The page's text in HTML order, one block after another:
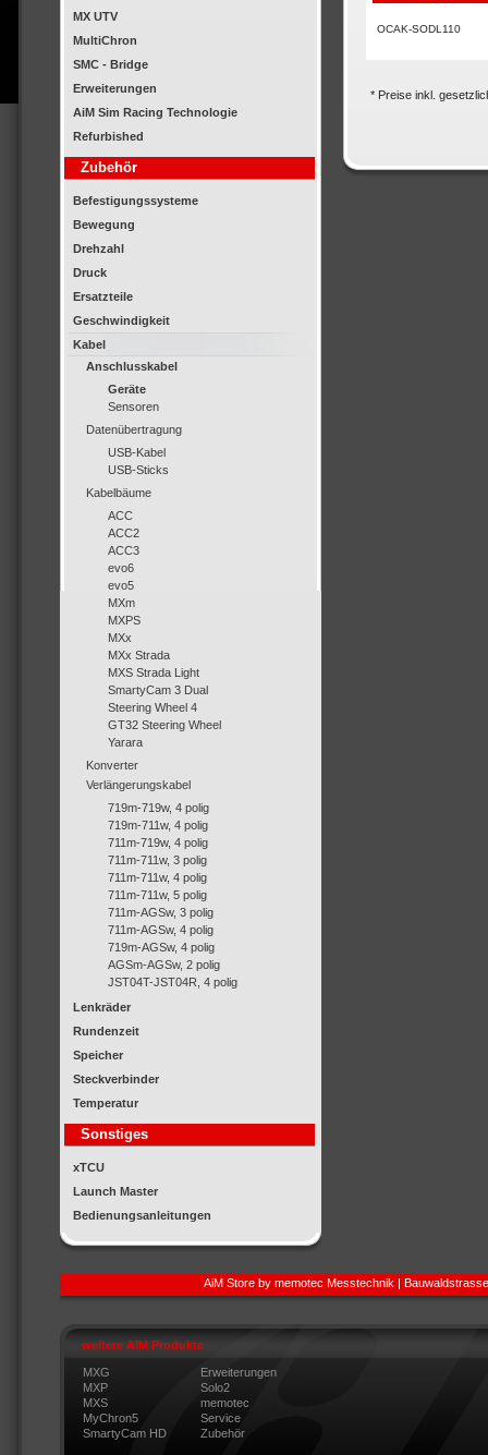
MX UTV
MultiChron
SMC - Bridge
Erweiterungen
AiM Sim Racing Technologie
Refurbished
Zubehör
Befestigungssysteme
Bewegung
Drehzahl
Druck
Ersatzteile
Geschwindigkeit
Kabel
Anschlusskabel
Geräte
Sensoren
Datenübertragung
USB-Kabel
USB-Sticks
Kabelbäume
ACC
ACC2
ACC3
evo6
evo5
MXm
MXPS
MXx
MXx Strada
MXS Strada Light
SmartyCam 3 Dual
Steering Wheel 4
GT32 Steering Wheel
Yarara
Konverter
Verlängerungskabel
719m-719w, 4 polig
719m-711w, 4 polig
711m-719w, 4 polig
711m-711w, 3 polig
711m-711w, 4 polig
711m-711w, 5 polig
711m-AGSw, 3 polig
711m-AGSw, 4 polig
719m-AGSw, 4 polig
AGSm-AGSw, 2 polig
JST04T-JST04R, 4 polig
Lenkräder
Rundenzeit
Speicher
Steckverbinder
Temperatur
Sonstiges
xTCU
Launch Master
Bedienungsanleitungen
OCAK-SODL110
* Preise inkl.
AiM Store by memotec Messtechnik |
weitere AIM Produkte
MXG
Erweiterungen
MXP
Solo2
MXS
memotec
MyChron5
Service
SmartyCam HD
Zubehör